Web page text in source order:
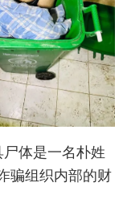
体是一名朴姓
骗组织内部的财